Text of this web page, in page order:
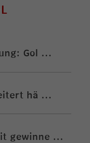
Gol ...
hä ...
gewinne ...